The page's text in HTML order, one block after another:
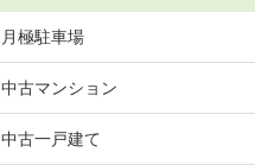
月極駐車場
中古マンション
中古一戸建て